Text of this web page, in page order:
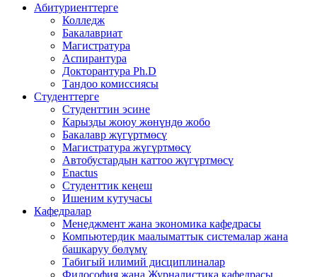
Абитуриенттерге
Колледж
Бакалавриат
Магистратура
Аспирантура
Докторантура Ph.D
Тандоо комиссиясы
Студенттерге
Студенттин эсине
Карызды жоюу жөнүндө жобо
Бакалавр жүгүртмөсү
Магистратура жүгүртмөсү
Автобустардын каттоо жүгүртмөсү
Enactus
Студенттик кеңеш
Ишеним кутучасы
Кафедралар
Менеджмент жана экономика кафедрасы
Компьютердик маалыматтык системалар жана
башкаруу бөлүмү
Табигый илимий дисциплиналар
Философия жана Журналистика кафедрасы